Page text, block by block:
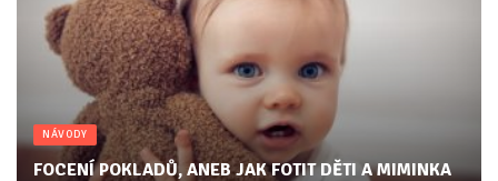
NÁVODY
FOCENÍ POKLADŮ, ANEB JAK FOTIT DĚTI A MIMINKA